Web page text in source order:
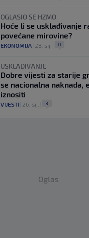
OGLASIO SE HZMO
Hoće li se usklađivanje
povećane mirovine?
EKONOMIJA 28. sij. 0
USKLAĐIVANJE
Dobre vijesti za starije
se nacionalna naknada,
iznositi
VIJESTI 26. sij. 3
Oglas